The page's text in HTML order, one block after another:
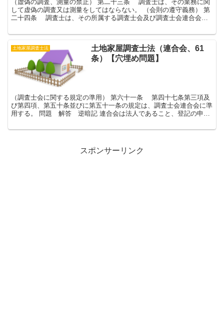
（虚偽の調査、測量の禁止） 第二十三条 調査士は、その業務に関
して虚偽の調査又は測量をしてはならない。 （会則の遵守義務） 第
二十四条 調査士は、その所属する調査士会及び調査士会連合会の
土地家屋調査士法
土地家屋調査士法（連合会、61
条）【穴埋め問題】
（調査士会に関する規定の準用） 第六十一条 第四十七条第三項及
び第四項、第五十条並びに第五十一条の規定は、調査士会連合会に準
用する。 問題 解答 逆暗記 連合会は法人であること、登記の申請
スポンサーリンク